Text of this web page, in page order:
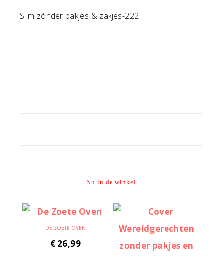
Slim zónder pakjes & zakjes-222
Nu in de winkel
DE ZOETE OVEN
€ 26,99